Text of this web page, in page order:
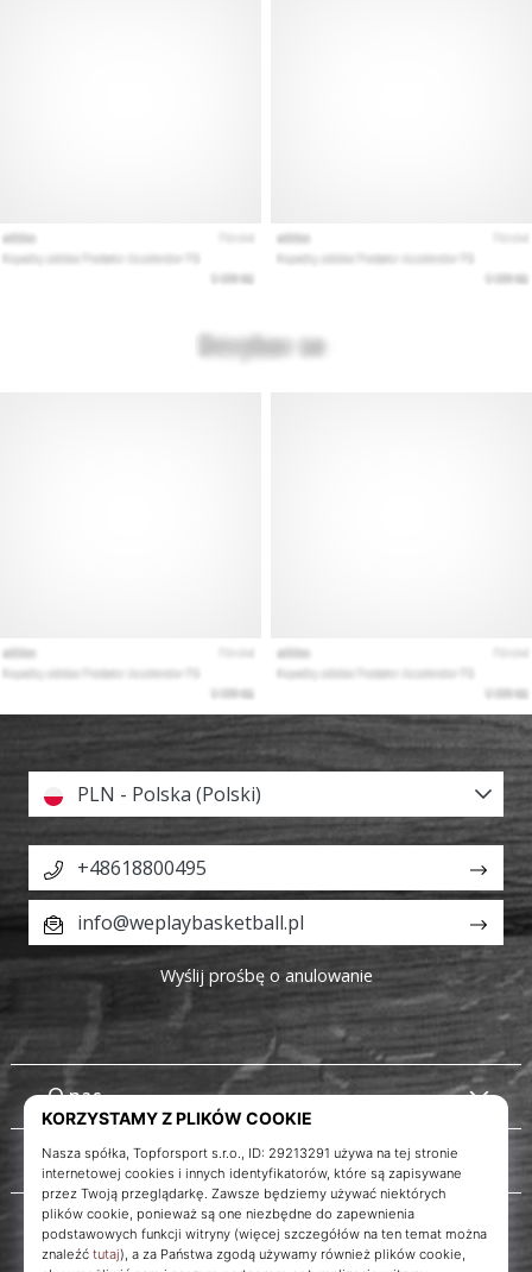
O nas
Obsługa klienta
PLN - Polska (Polski)
+48618800495
info@weplaybasketball.pl
Wyślij prośbę o anulowanie